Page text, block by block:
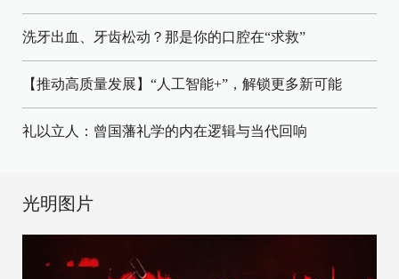
洗牙出血、牙齿松动？那是你的口腔在“求救”
【推动高质量发展】“人工智能+”，解锁更多新可能
礼以立人：曾国藩礼学的内在逻辑与当代回响
光明图片